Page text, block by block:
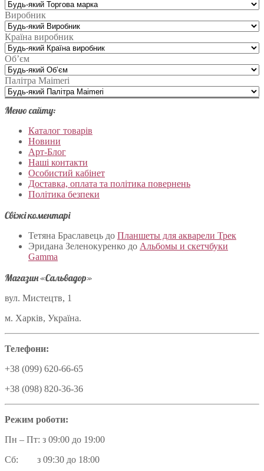
Виробник
Країна виробник
Об’єм
Палітра Maimeri
Меню сайту:
Каталог товарів
Новини
Арт-Блог
Наші контакти
Особистий кабінет
Доставка, оплата та політика повернень
Політика безпеки
Свіжі коментарі
Тетяна Браславець до Планшеты для акварели Трек
Эридана Зеленокуренко до Альбомы и скетчбуки
Gamma
Магазин «Сальвадор»
вул. Мистецтв, 1
м. Харків, Україна.
Телефони:
+38 (099) 620-66-65
+38 (098) 820-36-36
Режим роботи:
Пн – Пт: з 09:00 до 19:00
Сб: з 09:30 до 18:00